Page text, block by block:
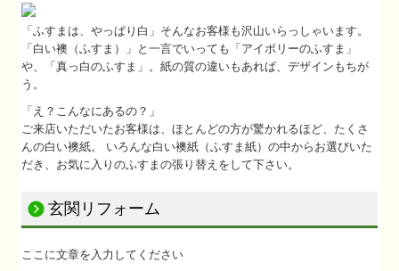
「ふすまは、やっぱり白」 そんなお客様も沢山いらっしゃいます。
「白い襖（ふすま）」と一言でいっても「アイボリーのふすま」
や、「真っ白のふすま」。紙の質の違いもあれば、デザインもちが
う。
「え？こんなにあるの？」
ご来店いただいたお客様は、ほとんどの方が驚かれるほど、たくさ
んの白い襖紙。 いろんな白い襖紙（ふすま紙）の中からお選びいた
だき、お気に入りのふすまの張り替えをして下さい。
玄関リフォーム
ここに文章を入力してください